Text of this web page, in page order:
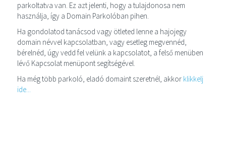
parkoltatva van. Ez azt jelenti, hogy a tulajdonosa nem
használja, így a Domain Parkolóban pihen.
Ha gondolatod tanácsod vagy ötleted lenne a hajojegy
domain névvel kapcsolatban, vagy esetleg megvennéd,
bérelnéd, úgy vedd fel velünk a kapcsolatot, a felső menüben
lévő Kapcsolat menüpont segítségével.
Ha még több parkoló, eladó domaint szeretnél, akkor klikkelj
ide...